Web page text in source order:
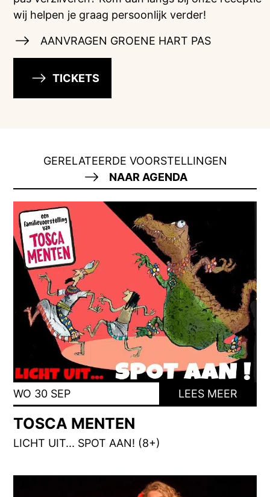
wij helpen je graag persoonlijk verder!
AANVRAGEN GROENE HART PAS
TICKETS
GERELATEERDE VOORSTELLINGEN
NAAR AGENDA
WO 30 SEP LEES MEER
TOSCA MENTEN
LICHT UIT... SPOT AAN! (8+)